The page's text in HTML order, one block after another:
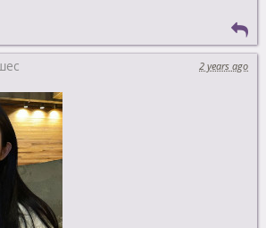
2 years ago